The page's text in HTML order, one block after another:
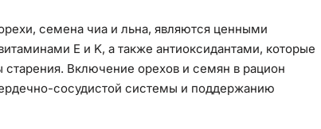
семена чиа и льна, являются ценными
E и K, а также антиоксидантами, которые
Включение орехов и семян в рацион
сосудистой системы и поддержанию